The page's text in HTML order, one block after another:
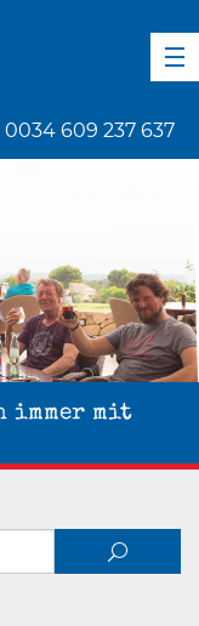
0034 609 237 637
immer mit